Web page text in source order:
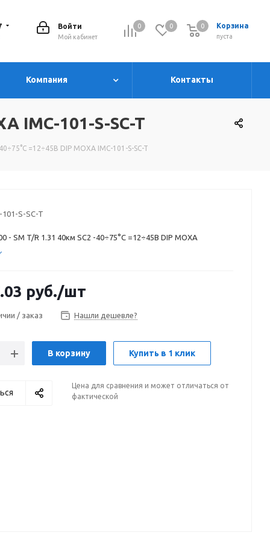
0 0 Корзина
0
пуста
0
Войти
Мой кабинет
Компания Контакты
IMC-101-S-SC-T
=12÷45В DIP MOXA IMC-101-S-SC-T
101-S-SC-T
- SM T/R 1.31 40км SC2 -40÷75°C =12÷45В DIP MOXA
руб./шт
/ заказ Нашли дешевле?
В корзину Купить в 1 клик
Цена для сравнения и может отличаться от
фактической